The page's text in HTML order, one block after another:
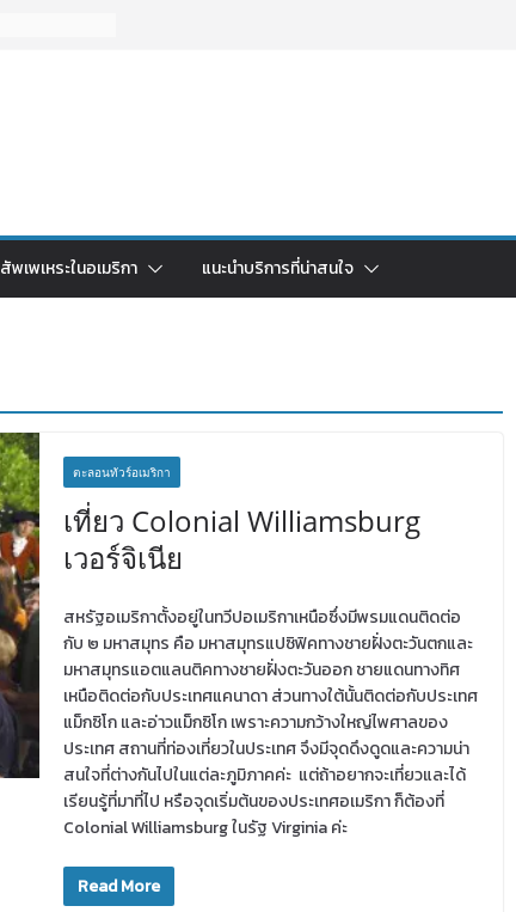
สัพเพเหระในอเมริกา แนะนำบริการที่น่าสนใจ
ตะลอนทัวร์อเมริกา
เที่ยว Colonial Williamsburg
เวอร์จิเนีย
สหรัฐอเมริกาตั้งอยู่ในทวีปอเมริกาเหนือซึ่งมีพรมแดนติดต่อ
กับ ๒ มหาสมุทร คือ มหาสมุทรแปซิฟิคทางชายฝั่งตะวันตกและ
มหาสมุทรแอตแลนติคทางชายฝั่งตะวันออก ชายแดนทางทิศ
เหนือติดต่อกับประเทศแคนาดา ส่วนทางใต้นั้นติดต่อกับประเทศ
แม็กซิโก และอ่าวแม็กซิโก เพราะความกว้างใหญ่ไพศาลของ
ประเทศ สถานที่ท่องเที่ยวในประเทศ จึงมีจุดดึงดูดและความน่า
สนใจที่ต่างกันไปในแต่ละภูมิภาคค่ะ แต่ถ้าอยากจะเที่ยวและได้
เรียนรู้ที่มาที่ไป หรือจุดเริ่มต้นของประเทศอเมริกา ก็ต้องที่
Colonial Williamsburg ในรัฐ Virginia ค่ะ
Read More